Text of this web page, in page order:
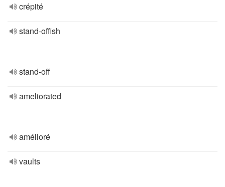
crépité
stand-offish
stand-off
ameliorated
amélioré
vaults